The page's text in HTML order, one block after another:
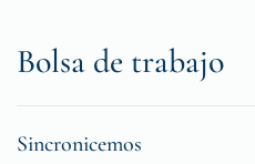
Bolsa de trabajo
Sincronicemos